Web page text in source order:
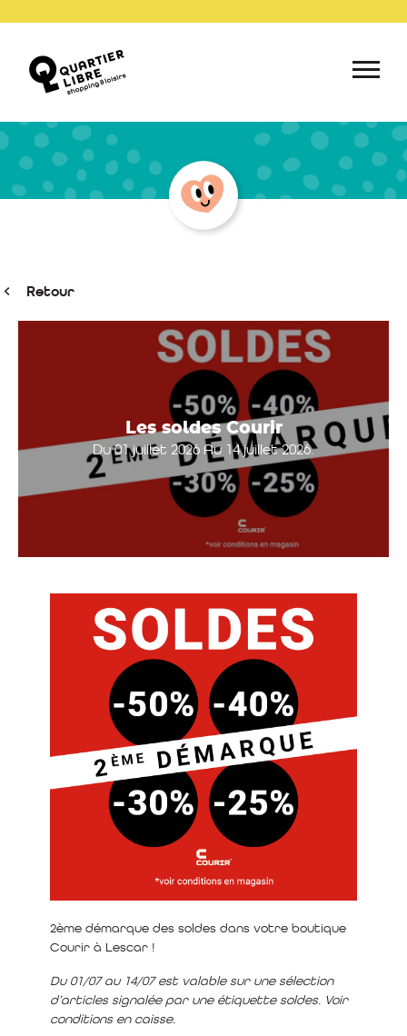
Retour
Les soldes Courir
Du 01 juillet 2026 Au 14 juillet 2026.
2ème démarque des soldes dans votre boutique
Courir à Lescar !
Du 01/07 au 14/07 est valable sur une sélection
d’articles signalée par une étiquette soldes. Voir
conditions en caisse.